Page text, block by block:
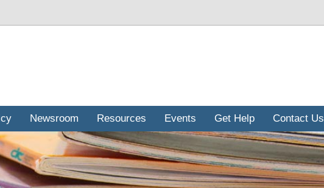
Newsroom Resources Events Get Help Contact Us